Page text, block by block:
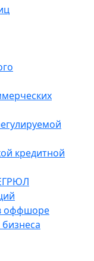
кредитной
оффшоре